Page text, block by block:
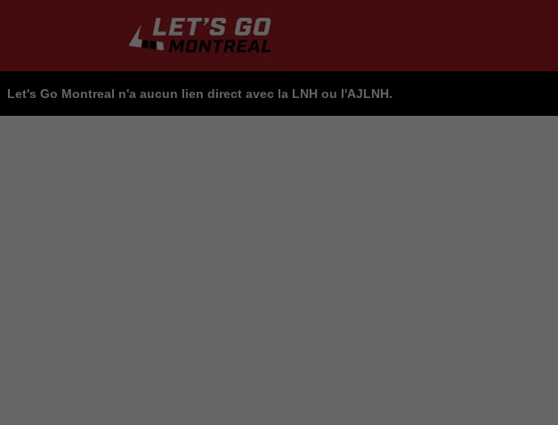
Let's Go Montreal n'a aucun lien direct avec la LNH ou l'AJLNH.